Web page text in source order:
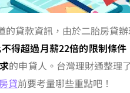
的貸款資訊，由於二胎房貸
得超過月薪22倍的限制條件
的申貸人。台灣理財通整理
貸前要考量哪些重點吧！